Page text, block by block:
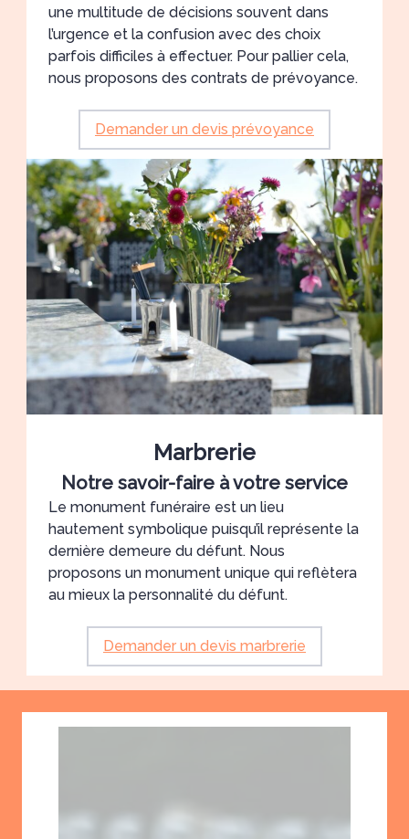
une multitude de décisions souvent dans
l’urgence et la confusion avec des choix
parfois difficiles à effectuer. Pour pallier cela,
nous proposons des contrats de prévoyance.
Demander un devis prévoyance
Marbrerie
Notre savoir-faire à votre service
Le monument funéraire est un lieu
hautement symbolique puisqu’il représente la
dernière demeure du défunt. Nous
proposons un monument unique qui reflètera
au mieux la personnalité du défunt.
Demander un devis marbrerie